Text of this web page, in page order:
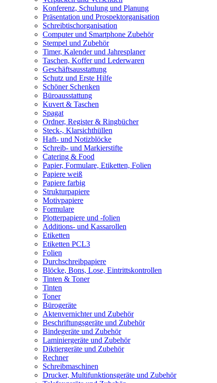
Konferenz, Schulung und Planung
Präsentation und Prospektorganisation
Schreibtischorganisation
Computer und Smartphone Zubehör
Stempel und Zubehör
Timer, Kalender und Jahresplaner
Taschen, Koffer und Lederwaren
Geschäftsausstattung
Schutz und Erste Hilfe
Schöner Schenken
Büroausstattung
Kuvert & Taschen
Spagat
Ordner, Register & Ringbücher
Steck-, Klarsichthüllen
Haft- und Notizblöcke
Schreib- und Markierstifte
Catering & Food
Papier, Formulare, Etiketten, Folien
Papiere weiß
Papiere farbig
Strukturpapiere
Motivpapiere
Formulare
Plotterpapiere und -folien
Additions- und Kassarollen
Etiketten
Etiketten PCL3
Folien
Durchschreibpapiere
Blöcke, Bons, Lose, Eintrittskontrollen
Tinten & Toner
Tinten
Toner
Bürogeräte
Aktenvernichter und Zubehör
Beschriftungsgeräte und Zubehör
Bindegeräte und Zubehör
Laminiergeräte und Zubehör
Diktiergeräte und Zubehör
Rechner
Schreibmaschinen
Drucker, Multifunktionsgeräte und Zubehör